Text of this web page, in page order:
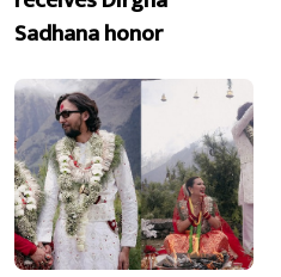
Sadhana honor